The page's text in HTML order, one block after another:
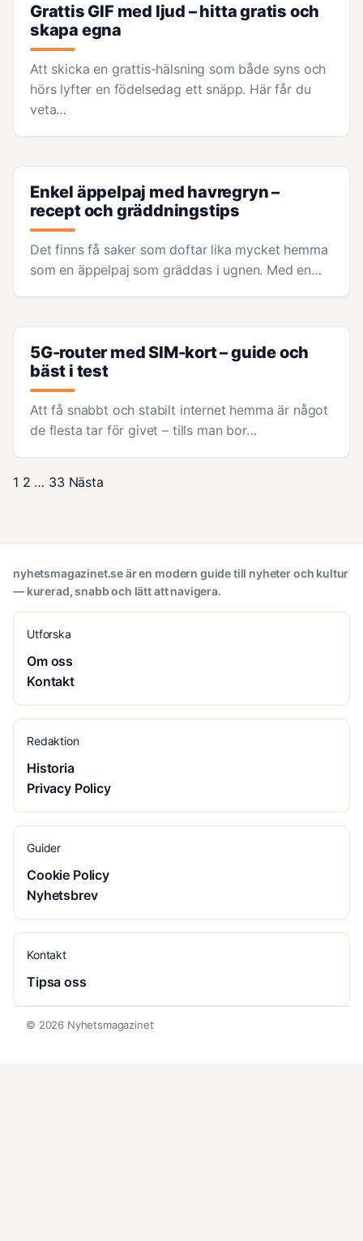
Grattis GIF med ljud – hitta gratis och
skapa egna
Att skicka en grattis-hälsning som både syns och
hörs lyfter en födelsedag ett snäpp. Här får du
veta…
Enkel äppelpaj med havregryn –
recept och gräddningstips
Det finns få saker som doftar lika mycket hemma
som en äppelpaj som gräddas i ugnen. Med en…
5G-router med SIM-kort – guide och
bäst i test
Att få snabbt och stabilt internet hemma är något
de flesta tar för givet – tills man bor…
1 2 … 33 Nästa
nyhetsmagazinet.se är en modern guide till nyheter och kultur
— kurerad, snabb och lätt att navigera.
Utforska
Om oss
Kontakt
Redaktion
Historia
Privacy Policy
Guider
Cookie Policy
Nyhetsbrev
Kontakt
Tipsa oss
© 2026 Nyhetsmagazinet